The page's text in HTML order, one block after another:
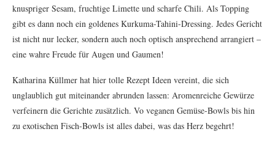
knuspriger Sesam, fruchtige Limette und scharfe Chili. Als Topping
gibt es dann noch ein goldenes Kurkuma-Tahini-Dressing. Jedes Gericht
ist nicht nur lecker, sondern auch noch optisch ansprechend arrangiert –
eine wahre Freude für Augen und Gaumen!
Katharina Küllmer hat hier tolle Rezept Ideen vereint, die sich
unglaublich gut miteinander abrunden lassen: Aromenreiche Gewürze
verfeinern die Gerichte zusätzlich. Vo veganen Gemüse-Bowls bis hin
zu exotischen Fisch-Bowls ist alles dabei, was das Herz begehrt!